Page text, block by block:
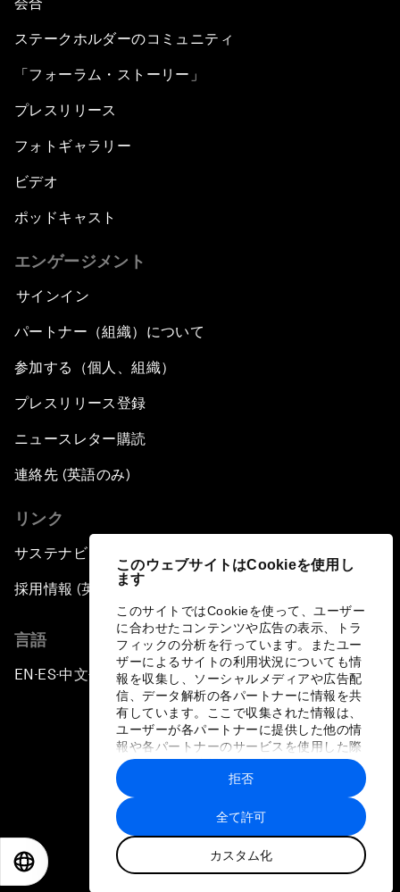
このウェブサイトはCookieを使用し
ます
このサイトではCookieを使って、ユーザー
に合わせたコンテンツや広告の表示、トラ
フィックの分析を行っています。またユー
ザーによるサイトの利用状況についても情
報を収集し、ソーシャルメディアや広告配
信、データ解析の各パートナーに情報を共
有しています。ここで収集された情報は、
ユーザーが各パートナーに提供した他の情
報や各パートナーのサービスを使用した際
に収集された情報と組み合わされ、各パー
トナーによって使用されることがありま
す。
全て許可
カスタム化
拒否
ステークホルダーのコミュニティ
「フォーラム・ストーリー」
プレスリリース
フォトギャラリー
ビデオ
ポッドキャスト
エンゲージメント
サインイン
パートナー（組織）について
参加する（個人、組織）
プレスリリース登録
ニュースレター購読
連絡先 (英語のみ)
リンク
サステナビリティへの取り組み
採用情報 (英語のみ)
言語
EN ▪ES▪中文▪ 日本語
プライバシーポリシーと利用規約
サイトマップ
©
世界経済フォーラム